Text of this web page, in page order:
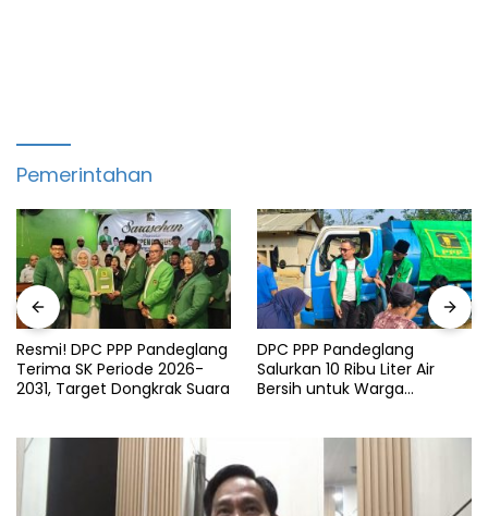
Pemerintahan
Resmi! DPC PPP Pandeglang
Terima SK Periode 2026-
2031, Target Dongkrak Suara
DPC PPP Pandeglang
Salurkan 10 Ribu Liter Air
Bersih untuk Warga